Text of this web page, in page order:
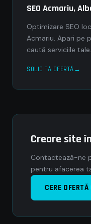
SEO Acmariu,
Optimizare SEO
Acmariu. Apari pe
caută serviciile tale.
SOLICITĂ OFERTĂ
Creare site
Contactează-ne
pentru afacerea
CERE